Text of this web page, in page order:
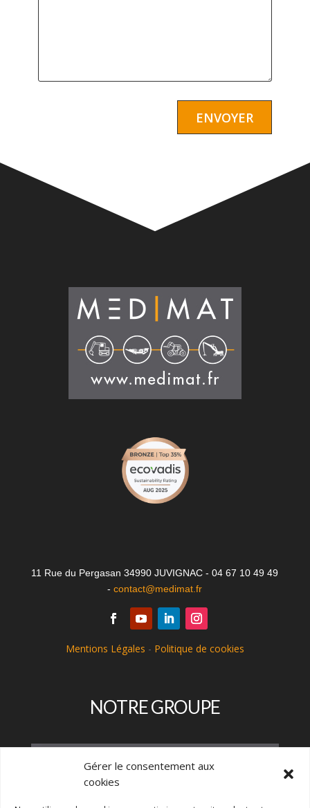
Gérer le consentement aux
cookies
11 Rue du Pergasan 34990 JUVIGNAC - 04 67 10 49 49
-contact@medimat.fr
Mentions Légales - Politique de cookies
NOTRE GROUPE